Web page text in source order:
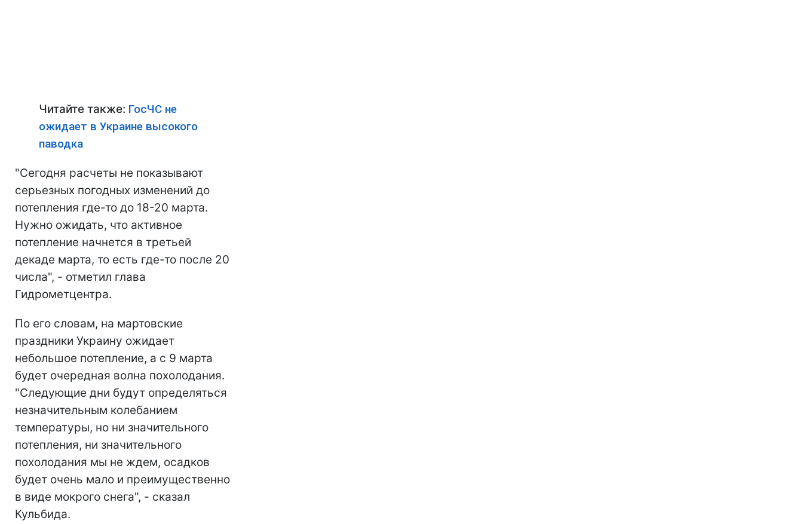
Читайте также: ГосЧС не
ожидает в Украине высокого
паводка
"Сегодня расчеты не показывают
серьезных погодных изменений до
потепления где-то до 18-20 марта.
Нужно ожидать, что активное
потепление начнется в третьей
декаде марта, то есть где-то после 20
числа", - отметил глава
Гидрометцентра.
По его словам, на мартовские
праздники Украину ожидает
небольшое потепление, а с 9 марта
будет очередная волна похолодания.
"Следующие дни будут определяться
незначительным колебанием
температуры, но ни значительного
потепления, ни значительного
похолодания мы не ждем, осадков
будет очень мало и преимущественно
в виде мокрого снега", - сказал
Кульбида.